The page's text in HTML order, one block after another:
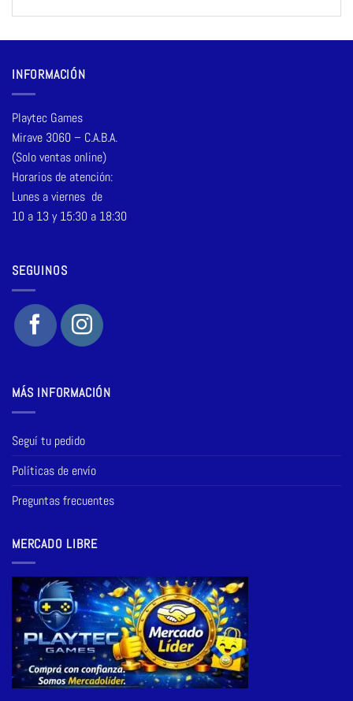
INFORMACIÓN
Playtec Games
Mirave 3060 – C.A.B.A.
(Solo ventas online)
Horarios de atención:
Lunes a viernes de
10 a 13 y 15:30 a 18:30
SEGUINOS
MÁS INFORMACIÓN
Seguí tu pedido
Políticas de envío
Preguntas frecuentes
MERCADO LIBRE